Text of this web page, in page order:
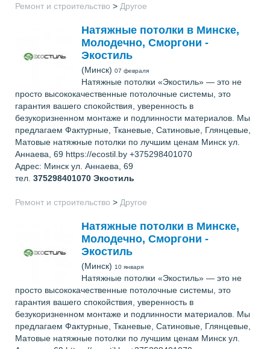
Ремонт и строительство > Другое
Натяжные потолки в Минске,
Молодечно, Сморгони -
Экостиль
(Минск) 07 февраля
Натяжные потолки «Экостиль» — это не
просто высококачественные потолочные системы, это
гарантия вашего спокойствия, уверенность в
безукоризненном монтаже и подлинности материалов. Мы
предлагаем Фактурные, Тканевые, Сатиновые, Глянцевые,
Матовые натяжные потолки по лучшим ценам Минск ул.
Аннаева, 69 https://ecostil.by +375298401070
Адрес: Минск ул. Аннаева, 69
тел. 375298401070 Экостиль
Ремонт и строительство > Другое
Натяжные потолки в Минске,
Молодечно, Сморгони -
Экостиль
(Минск) 10 января
Натяжные потолки «Экостиль» — это не
просто высококачественные потолочные системы, это
гарантия вашего спокойствия, уверенность в
безукоризненном монтаже и подлинности материалов. Мы
предлагаем Фактурные, Тканевые, Сатиновые, Глянцевые,
Матовые натяжные потолки по лучшим ценам Минск ул.